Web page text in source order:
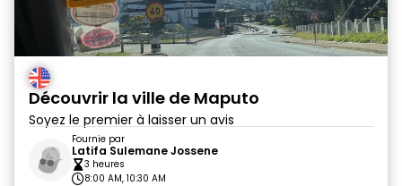
Découvrir la ville de Maputo
Soyez le premier à laisser un avis
Fournie par
Latifa Sulemane Jossene
3 heures
8:00 AM, 10:30 AM